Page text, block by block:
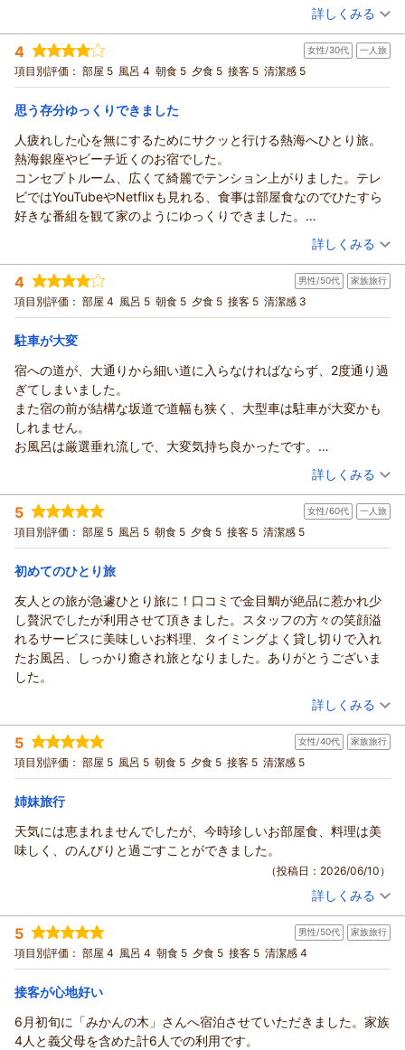
投稿者： たえちゃんさん(女性/60代)
宿泊プラン： 【一人旅】【豪華！金目鯛煮付けまるまる1匹】を【部屋食】
で独り占め♪自分へのご褒美に最適【漁火の膳】
和室
朝・夕
朝/部屋出し
夕/部屋出し
宿泊価格帯： 26,001～27,000円(大人一人あたり/税込)
詳しくみる
4 女性/30代 一人旅
項目別評価： 部屋 5 風呂 4 朝食 5 夕食 5 接客 5 清潔感 5
思う存分ゆっくりできました
人疲れした心を無にするためにサクッと行ける熱海へひとり旅。
熱海銀座やビーチ近くのお宿でした。
コンセプトルーム、広くて綺麗でテンション上がりました。テレ
ビではYouTubeやNetflixも見れる、食事は部屋食なのでひたすら
好きな番組を観て家のようにゆっくりできました。
温泉はたしかに小さいですが、他のお客さんと被ることも少なく
ゆっくりできました。スマホで混雑状況見れるのも良いですね。
リクエストを上げるとしたら、化粧水や乳液はアメニティとして
小分けのは置いてあるのですがボトルタイプのが置いてあるとい
いなと思いました。
スタッフの方もとても親切で気持ちが良かったです。
また近場の温泉でゆっくりしたいなと思った時はお邪魔したいと
思います。
（投稿日：2026/06/20）
宿泊時期： 2026年06月宿泊 (一人旅)
投稿者： あきさん(女性/30代)
宿泊プラン： 【一人旅】【お部屋食】で絶品！【金目鯛の煮付け半身】を堪
能♪自分へのご褒美に♪【漁火の膳】
ツイン 朝・夕
朝/部屋出し
夕/部屋出し
詳しくみる
4 男性/50代 家族旅行
項目別評価： 部屋 4 風呂 5 朝食 5 夕食 5 接客 5 清潔感 3
駐車が大変
宿への道が、大通りから細い道に入らなければならず、2度通り過
ぎてしまいました。
また宿の前が結構な坂道で道幅も狭く、大型車は駐車が大変かも
しれません。
お風呂は厳選垂れ流しで、大変気持ち良かったです。
食事も朝も夕もボリュームがあり、お魚も新鮮で大変美味しかっ
惜しむ絡は、部屋と大浴場に虫が出た事でしょうか。
（投稿日：2026/06/14）
宿泊時期： 2026年06月宿泊 (家族旅行)
投稿者： としもりさん
宿泊プラン： 【早期割60】【夕食・朝食安心のお部屋食】60日前までの早
期予約で最大7500円割引！！【スタンダード料理】
和室
朝・夕
朝/部屋出し
夕/部屋出し
詳しくみる
5 女性/60代 一人旅
項目別評価： 部屋 5 風呂 5 朝食 5 夕食 5 接客 5 清潔感 5
初めてのひとり旅
友人との旅が急遽ひとり旅に！口コミで金目鯛が絶品に惹かれ少
し贅沢でしたが利用させて頂きました。スタッフの方々の笑顔溢
れるサービスに美味しいお料理、タイミングよく貸し切りで入れ
たお風呂、しっかり癒され旅となりました。ありがとうございま
した。
（投稿日：2026/06/14）
宿泊時期： 2026年06月宿泊 (一人旅)
投稿者： やよいちゃんさん
宿泊プラン： 【一人旅】【豪華！金目鯛煮付けまるまる1匹】を【部屋食】
で独り占め♪自分へのご褒美に最適【漁火の膳】
和室
朝・夕
朝/部屋出し
詳しくみる
5 女性/40代 家族旅行
項目別評価： 部屋 5 風呂 5 朝食 5 夕食 5 接客 5 清潔感 5
姉妹旅行
天気には恵まれませんでしたが、今時珍しいお部屋食、料理は美
味しく、のんびりと過ごすことができました。
（投稿日：2026/06/10）
投稿者： FIREさん (女性/40代)
宿泊プラン： 【早期割60】【夕食・朝食安心のお部屋食】60日前までの早
期予約で最大7500円割引！！【スタンダード料理】
ツイン
朝/部屋出し
夕/部屋出し
宿泊価格帯： 17,001～18,000円(大人一人あたり/税込)
詳しくみる
5 男性/50代 家族旅行
項目別評価： 部屋 4 風呂 4 朝食 5 夕食 5 接客 5 清潔感 4
接客が心地好い
6月初旬に「みかんの木」さんへ宿泊させていただきました。家族
4人と義父母を含めた計6人での利用です。